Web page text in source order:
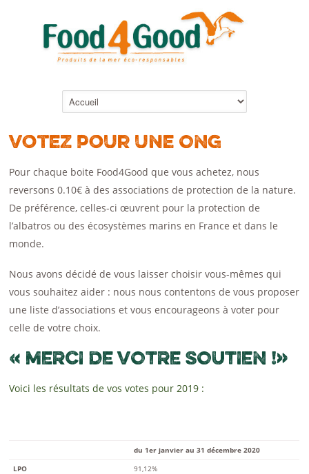
Votez pour une ONG
Pour chaque boite Food4Good que vous achetez, nous
reversons 0.10€ à des associations de protection de la nature.
De préférence, celles-ci œuvrent pour la protection de
l’albatros ou des écosystèmes marins en France et dans le
monde.
Nous avons décidé de vous laisser choisir vous-mêmes qui
vous souhaitez aider : nous nous contentons de vous proposer
une liste d’associations et vous encourageons à voter pour
celle de votre choix.
« MERCI DE VOTRE SOUTIEN !»
Voici les résultats de vos votes pour 2019 :
du 1er janvier au 31 décembre 2020
LPO
91,12%